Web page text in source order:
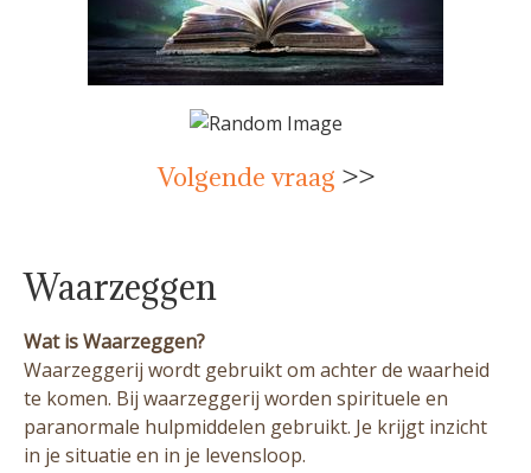
Volgende vraag >>
Waarzeggen
Wat is Waarzeggen?
Waarzeggerij wordt gebruikt om achter de waarheid
te komen. Bij waarzeggerij worden spirituele en
paranormale hulpmiddelen gebruikt. Je krijgt inzicht
in je situatie en in je levensloop.